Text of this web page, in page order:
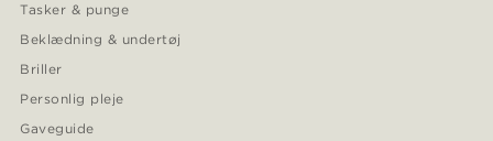
Tasker & punge
Beklædning & undertøj
Briller
Personlig pleje
Gaveguide